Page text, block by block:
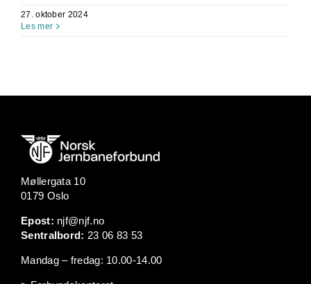
27. oktober 2024
Les mer
Møllergata 10
0179 Oslo
Epost: njf@njf.no
Sentralbord: 23 06 83 53
Mandag – fredag: 10.00-14.00